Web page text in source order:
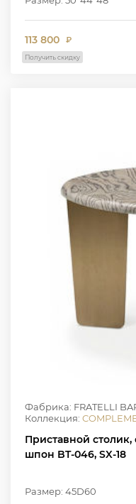
113 800 ₽
Получить скидку
Фабрика: FRATELLI
Коллекция:
Приставной
шпон BT-046, SX-18
Размер: 45D60